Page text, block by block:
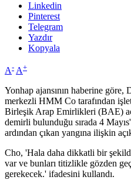
Linkedin
Pinterest
Telegram
Yazdır
Kopyala
A- A+
Yonhap ajansının haberine
merkezli HMM Co tarafından
Birleşik Arap Emirlikleri (BAE)
demirli bulunduğu sırada 4
ardından çıkan yangına ilişkin
Cho, 'Hala daha dikkatli bir
var ve bunları titizlikle gözden
gerekecek.' ifadesini kullandı.